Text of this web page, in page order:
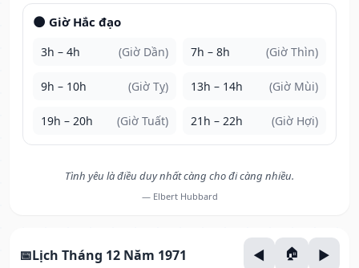
🌑 Giờ Hắc đạo
3h – 4h (Giờ Dần) 7h – 8h (Giờ Thìn)
9h – 10h (Giờ Tỵ) 13h – 14h (Giờ Mùi)
19h – 20h (Giờ Tuất) 21h – 22h (Giờ Hợi)
Tình yêu là điều duy nhất càng cho đi càng nhiều.
— Elbert Hubbard
Lịch Tháng 12 Năm 1971